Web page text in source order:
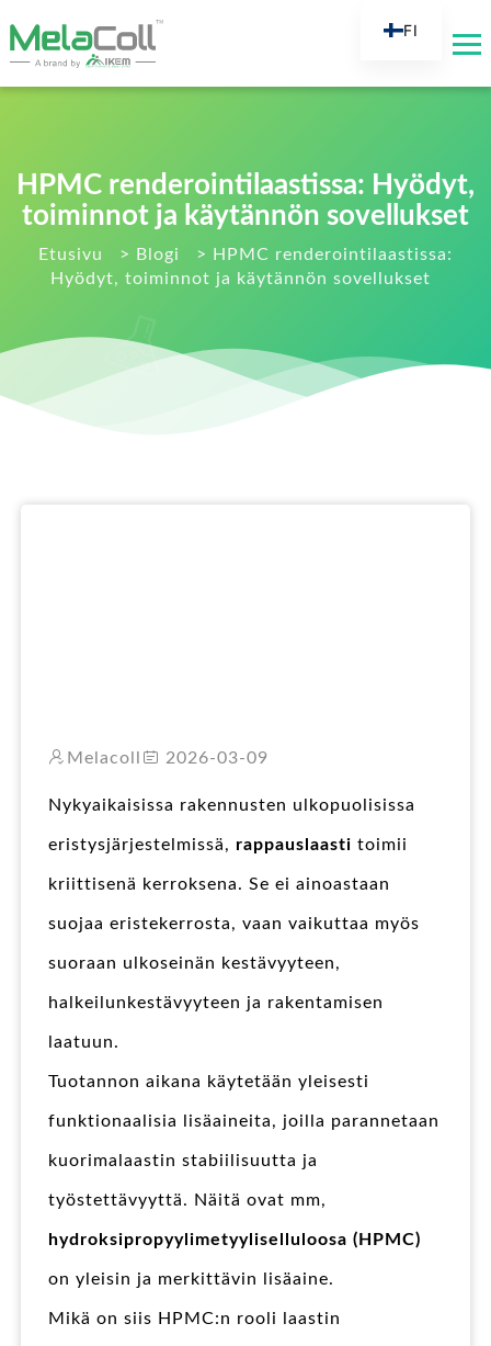
HPMC renderointilaastissa: Hyödyt,
toiminnot ja käytännön sovellukset
Etusivu > Blogi >
HPMC renderointilaastissa:
Hyödyt, toiminnot ja käytännön sovellukset
Melacoll 2026-03-09
Nykyaikaisissa rakennusten ulkopuolisissa
eristysjärjestelmissä, rappauslaasti toimii
kriittisenä kerroksena. Se ei ainoastaan
suojaa eristekerrosta, vaan vaikuttaa myös
suoraan ulkoseinän kestävyyteen,
halkeilunkestävyyteen ja rakentamisen
laatuun.
Tuotannon aikana käytetään yleisesti
funktionaalisia lisäaineita, joilla parannetaan
kuorimalaastin stabiilisuutta ja
työstettävyyttä. Näitä ovat mm,
hydroksipropyylimetyyliselluloosa (HPMC)
on yleisin ja merkittävin lisäaine.
Mikä on siis HPMC:n rooli laastin
FI
ES
FR
RU
IT
NL